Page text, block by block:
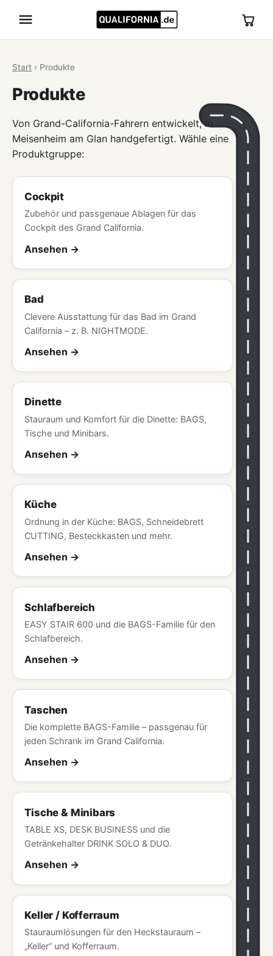
Start › Produkte
Produkte
Von Grand-California-Fahrern entwickelt, in
Meisenheim am Glan handgefertigt. Wähle eine
Produktgruppe:
Cockpit
Zubehör und passgenaue Ablagen für das
Cockpit des Grand California.
Ansehen
Bad
Clevere Ausstattung für das Bad im Grand
California – z. B. NIGHTMODE.
Ansehen
Dinette
Stauraum und Komfort für die Dinette: BAGS,
Tische und Minibars.
Ansehen
Küche
Ordnung in der Küche: BAGS, Schneidebrett
CUTTING, Besteckkasten und mehr.
Ansehen
Schlafbereich
EASY STAIR 600 und die BAGS-Familie für den
Schlafbereich.
Ansehen
Taschen
Die komplette BAGS-Familie – passgenau für
jeden Schrank im Grand California.
Ansehen
Tische & Minibars
TABLE XS, DESK BUSINESS und die
Getränkehalter DRINK SOLO & DUO.
Ansehen
Keller / Kofferraum
Stauraumlösungen für den Heckstauraum –
„Keller“ und Kofferraum.